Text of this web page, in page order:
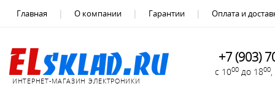
Главная О компании Гарантии Оплата и
ИНТЕРНЕТ-МАГАЗИН ЭЛЕКТРОНИКИ
+7 (903)
с 1000 до 1800